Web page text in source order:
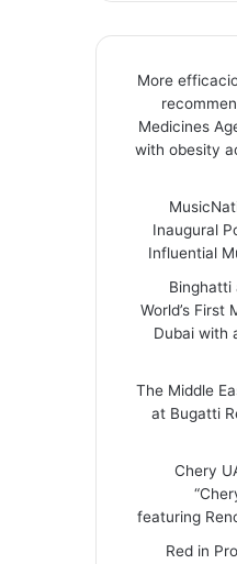
More
Medicines
with obesity
Inaugural
Influential
Binghatti
World’s First
Dubai with
The Middle
at Bugatti
Chery
featuring
Red in